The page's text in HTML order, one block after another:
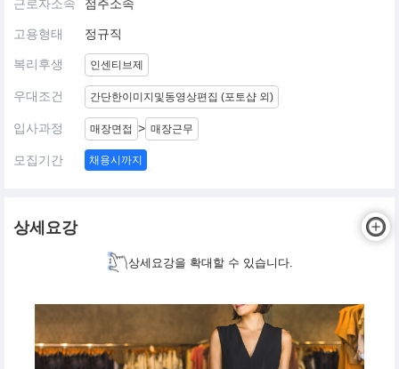
근로자소속 점주소속
고용형태 정규직
복리후생 인센티브제
우대조건 간단한이미지및동영상편집 (포토샵 외)
입사과정 매장면접 > 매장근무
모집기간 채용시까지
상세요강
상세요강을 확대할 수 있습니다.